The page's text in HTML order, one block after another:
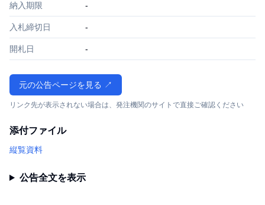
納入期限 -
入札締切日 -
開札日 -
元の公告ページを見る ↗
リンク先が表示されない場合は、発注機関のサイトで直接ご確認ください
添付ファイル
縦覧資料
公告全文を表示